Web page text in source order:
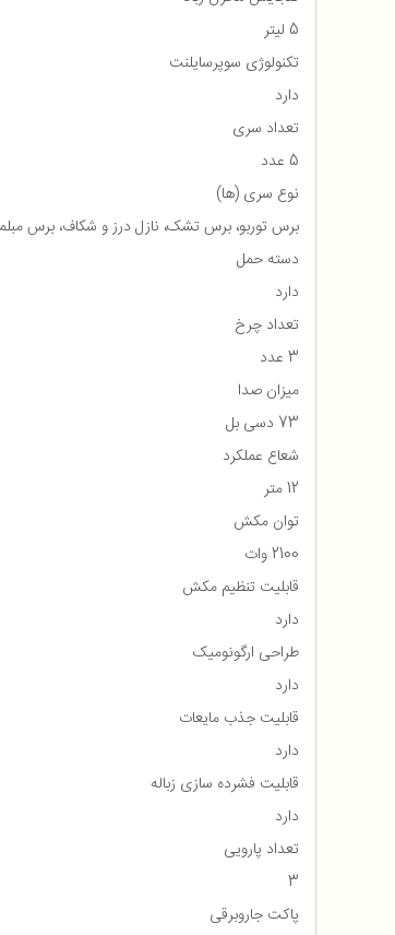
5 لیتر
تکنولوژی سوپرسایلنت
دارد
تعداد سری
5 عدد
نوع سری (ها)
برس توربو، برس تشک، نازل درز و شکاف، برس
دسته حمل
دارد
تعداد چرخ
3 عدد
میزان صدا
73 دسی بل
شعاع عملکرد
12 متر
توان مکش
2100 وات
قابلیت تنظیم مکش
دارد
طراحی ارگونومیک
دارد
قابلیت جذب مایعات
دارد
قابلیت فشرده سازی زباله
دارد
تعداد پارویی
3
پاکت جاروبرقی